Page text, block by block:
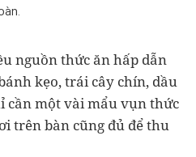
nguồn thức ăn hấp dẫn
kẹo, trái cây chín, dầu
cần một vài mẩu vụn thức
trên bàn cũng đủ để thu